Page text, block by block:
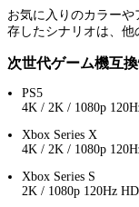
お気に入りのカラー
存したシナリオは、他
次世代ゲーム機互
PS5
4K / 2K / 1080p
Xbox Series X
4K / 2K / 1080p
Xbox Series S
2K / 1080p 120Hz